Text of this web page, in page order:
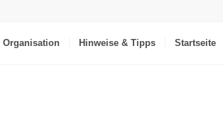
Organisation Hinweise & Tipps Startseite